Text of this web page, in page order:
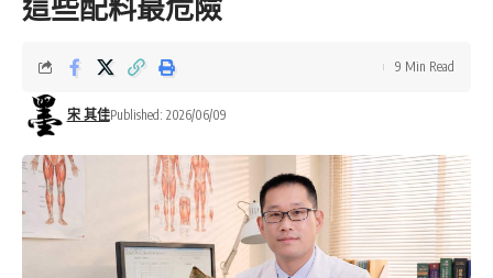
這些配料最危險
宋 其佳Published: 2026/06/09
9 Min Read